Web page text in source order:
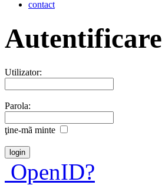
contact
Autentificare
Utilizator:
Parola:
ţine-mã minte
OpenID?